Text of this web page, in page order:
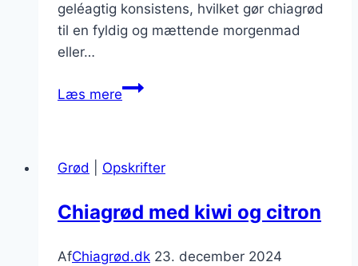
geléagtig konsistens, hvilket gør chiagrød
til en fyldig og mættende morgenmad
eller…
Læs mereChiagrød
grønne
Grød Opskrifter
Chiagrød med kiwi og citron
AfChiagrød.dk 23. december 2024